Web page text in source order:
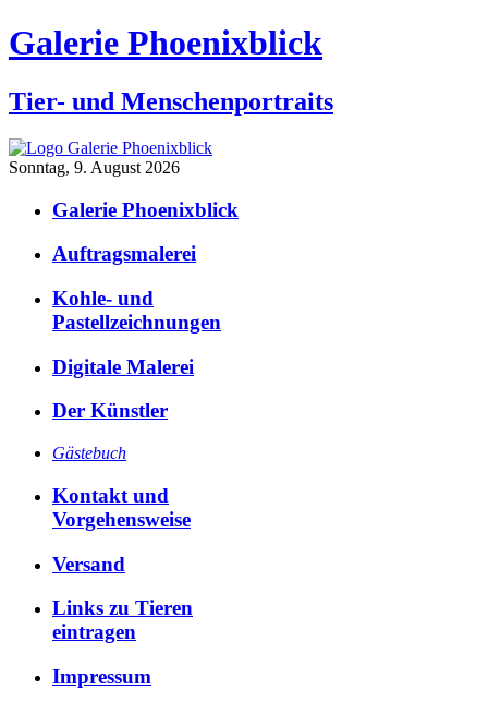
Galerie Phoenixblick
Tier- und Menschenportraits
Sonntag, 9. August 2026
Galerie Phoenixblick
Auftragsmalerei
Kohle- und
Pastellzeichnungen
Digitale Malerei
Der Künstler
Gästebuch
Kontakt und
Vorgehensweise
Versand
Links zu Tieren
eintragen
Impressum